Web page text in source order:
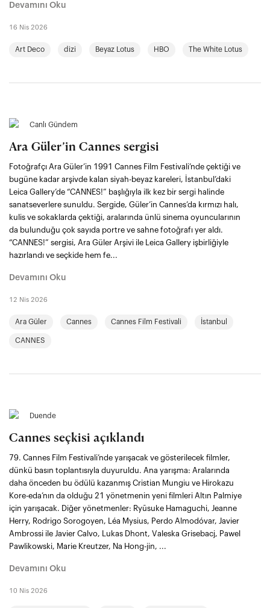
Devamını Oku
16 Nis 2026
Art Deco dizi Beyaz Lotus HBO The White Lotus
Canlı Gündem
Ara Güler’in Cannes sergisi
Fotoğrafçı Ara Güler’in 1991 Cannes Film Festivali’nde çektiği ve
bugüne kadar arşivde kalan siyah-beyaz kareleri, İstanbul’daki
Leica Gallery’de “CANNES!” başlığıyla ilk kez bir sergi halinde
sanatseverlere sunuldu. Sergide, Güler’in Cannes’da kırmızı halı,
kulis ve sokaklarda çektiği, aralarında ünlü sinema oyuncularının
da bulunduğu çok sayıda portre ve sahne fotoğrafı yer aldı.
“CANNES!” sergisi, Ara Güler Arşivi ile Leica Gallery işbirliğiyle
hazırlandı ve seçkide hem fe...
Devamını Oku
12 Nis 2026
Ara Güler Cannes Cannes Film Festivali İstanbul
CANNES
Duende
Cannes seçkisi açıklandı
79. Cannes Film Festivali’nde yarışacak ve gösterilecek filmler,
dünkü basın toplantısıyla duyuruldu. Ana yarışma: Aralarında
daha önceden bu ödülü kazanmış Cristian Mungiu ve Hirokazu
Kore-eda’nın da olduğu 21 yönetmenin yeni filmleri Altın Palmiye
için yarışacak. Diğer yönetmenler: Ryūsuke Hamaguchi, Jeanne
Herry, Rodrigo Sorogoyen, Léa Mysius, Perdo Almodóvar, Javier
Ambrossi ile Javier Calvo, Lukas Dhont, Valeska Grisebacj, Pawel
Pawlikowski, Marie Kreutzer, Na Hong-jin, ...
Devamını Oku
10 Nis 2026